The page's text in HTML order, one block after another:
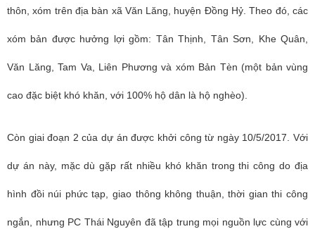
thôn, xóm trên địa bàn xã Văn Lăng, huyện Đồng Hỷ. Theo đó, các
xóm bản được hưởng lợi gồm: Tân Thịnh, Tân Sơn, Khe Quân,
Văn Lăng, Tam Va, Liên Phương và xóm Bản Tèn (một bản vùng
cao đặc biệt khó khăn, với 100% hộ dân là hộ nghèo).
Còn giai đoạn 2 của dự án được khởi công từ ngày 10/5/2017. Với
dự án này, mặc dù gặp rất nhiều khó khăn trong thi công do địa
hình đồi núi phức tạp, giao thông không thuận, thời gian thi công
ngắn, nhưng PC Thái Nguyên đã tập trung mọi nguồn lực cùng với